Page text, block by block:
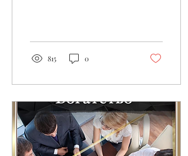
815 0